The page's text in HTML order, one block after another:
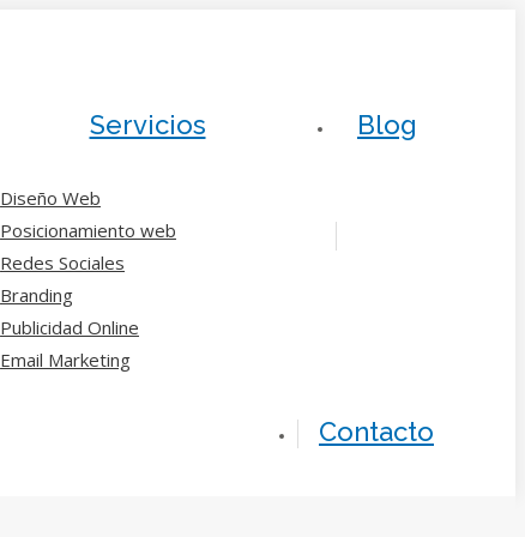
Servicios
Diseño Web
Posicionamiento web
Redes Sociales
Branding
Publicidad Online
Email Marketing
Blog
Contacto